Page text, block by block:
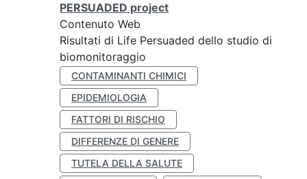
PERSUADED project
Contenuto Web
Risultati di Life Persuaded dello studio di
biomonitoraggio
CONTAMINANTI CHIMICI
EPIDEMIOLOGIA
FATTORI DI RISCHIO
DIFFERENZE DI GENERE
TUTELA DELLA SALUTE